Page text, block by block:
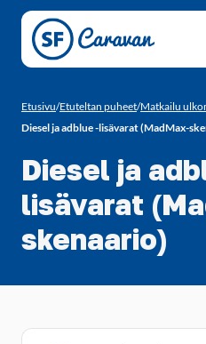
Siirry sivun sisältöön
Etusivu/Etuteltan puheet/Matkailu
Diesel ja adblue -lisävarat (MadMax-
Diesel ja
lisävarat
skenaario)